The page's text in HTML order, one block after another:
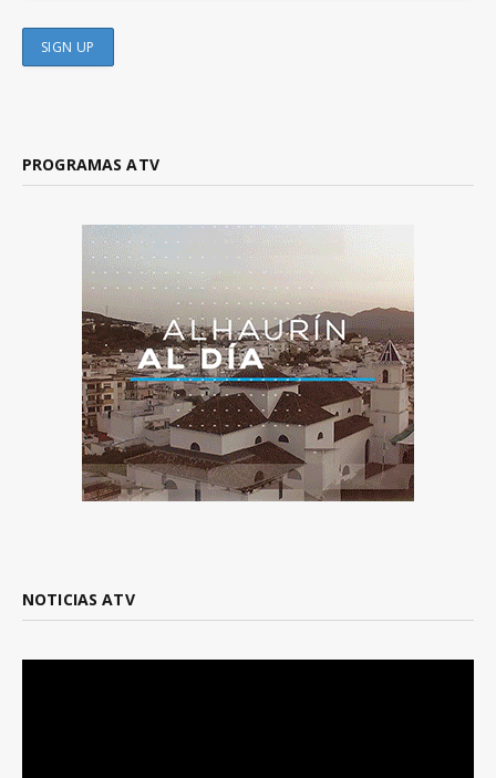
PROGRAMAS ATV
NOTICIAS ATV